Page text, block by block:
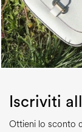
Iscriviti
Ottieni lo sconto